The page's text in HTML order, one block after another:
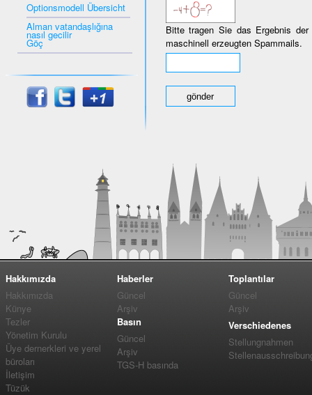
Optionsmodell Übersicht
Alman vatandaşlığına
nasıl gecilir
Göç
Bitte tragen Sie das Ergebnis
maschinell erzeugten Spammails.
Hakkımızda
Hakkımızda
Künye
Tezler
Yönetim Kurulu
Üye dernerkleri ve yerel
büroları
İletişim
Tüzük
Haberler
Güncel
Arşiv
Basın
Güncel
Arşiv
TGS-H basında
Toplantılar
Güncel
Arşiv
Verschiedenes
Stellungnahmen